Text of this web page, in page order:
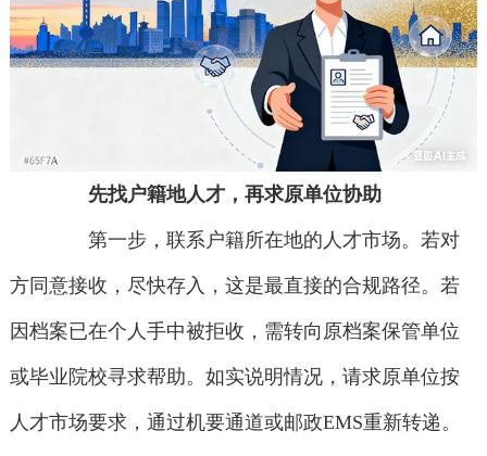
先找户籍地人才，再求原单位协助
第一步，联系户籍所在地的人才市场。若对
方同意接收，尽快存入，这是最直接的合规路径。若
因档案已在个人手中被拒收，需转向原档案保管单位
或毕业院校寻求帮助。如实说明情况，请求原单位按
人才市场要求，通过机要通道或邮政EMS重新转递。